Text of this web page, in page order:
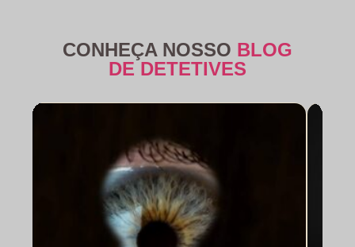
CONHEÇA NOSSO BLOG
DE DETETIVES